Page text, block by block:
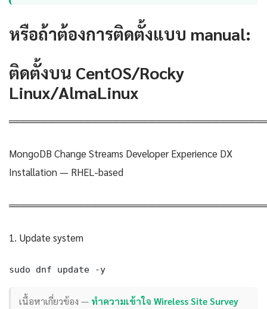
หรือถ้าต้องการติดตั้งแบบ manual:
ติดตั้งบน CentOS/Rocky
Linux/AlmaLinux
MongoDB Change Streams Developer Experience DX
Installation — RHEL-based
1. Update system
sudo dnf update -y
เนื้อหาเกี่ยวข้อง — ทำความเข้าใจ Wireless Site Survey